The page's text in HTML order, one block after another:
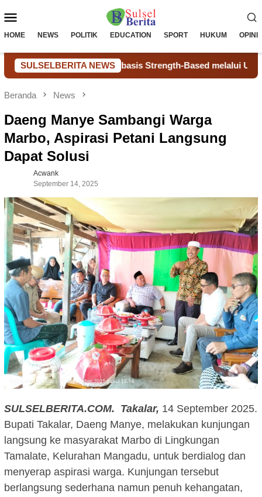
ke
Mobile
HOME NEWS POLITIK EDUCATION SPORT HUKUM OPINI
SULSELBERITA NEWS
Support Berbasis Strength-Based melalui Uji Coba dan TOT
Beranda News
Daeng Manye Sambangi Warga
Marbo, Aspirasi Petani Langsung
Dapat Solusi
Acwank
September 14, 2025
SULSELBERITA.COM. Takalar, 14 September 2025.
Bupati Takalar, Daeng Manye, melakukan kunjungan
langsung ke masyarakat Marbo di Lingkungan
Tamalate, Kelurahan Mangadu, untuk berdialog dan
menyerap aspirasi warga. Kunjungan tersebut
berlangsung sederhana namun penuh kehangatan,